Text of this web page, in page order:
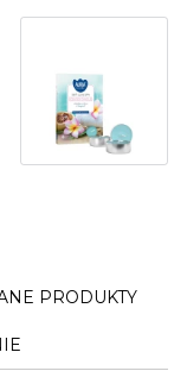
PRODUKTY